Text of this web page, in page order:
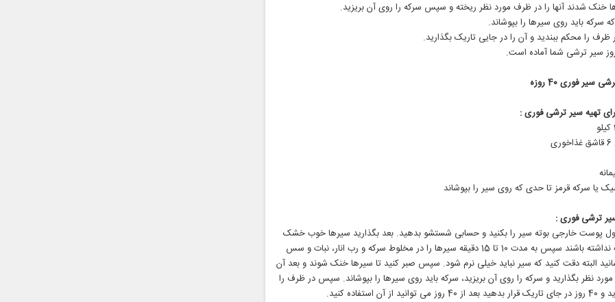
خنک شدند آنها را در ظرف مورد نظر ریخته و سپس سرکه را روی آن بریزید.
سرکه باید روی سیر‌ها را بپوشاند.
ظرف را محکم ببندید و آن را در جایی تاریک بگذارید.
سیر فوری 40 روزه
تهیه سیر ترشی فوری :
یا سرکه قرمز تا حدی که روی سیر را بپوشاند
ترشی فوری :
پوست خارجی بوته سیر را بکنید و حسابی شستشو بدهید. بعد بگذارید سیرها خوب خشک
شوند و آب نداشته باشند سپس به مدت 10 تا 15 دقیقه سیرها را در مخلوط سرکه و رب انار، نبات و سس
البته دقت کنید که سیر نباید خیلی نرم شود. سپس صبر کنید تا سیرها خنک شوند و بعد آن
نظر بگذارید و سرکه را روی آن بریزید، سرکه باید روی سیرها را بپوشاند. سپس در ظرف را
از آن استفاده کنید.